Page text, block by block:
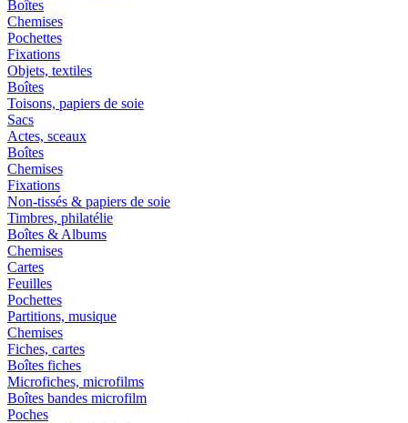
Boîtes
Chemises
Pochettes
Fixations
Objets, textiles
Boîtes
Toisons, papiers de soie
Sacs
Actes, sceaux
Boîtes
Chemises
Fixations
Non-tissés & papiers de soie
Timbres, philatélie
Boîtes & Albums
Chemises
Cartes
Feuilles
Pochettes
Partitions, musique
Chemises
Fiches, cartes
Boîtes fiches
Microfiches, microfilms
Boîtes bandes microfilm
Poches